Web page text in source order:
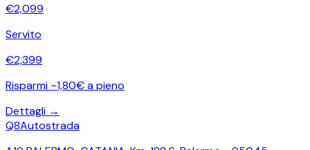
€2,099
Servito
€2,399
Risparmi ~1,80€ a pieno
Dettagli →
Q8Autostrada